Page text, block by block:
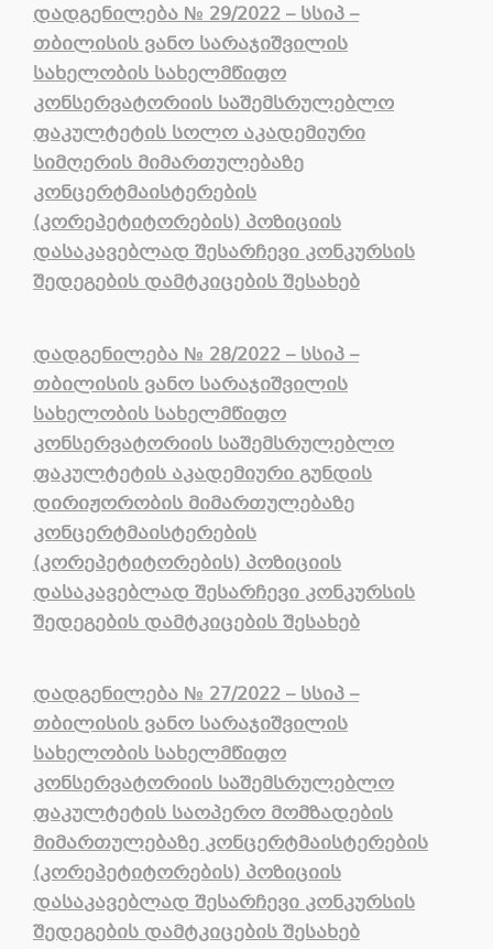
დადგენილება№29/2022 – სსიპ–
თბილისის ვანო სარაჯიშვილის
სახელობის სახელმწიფო
კონსერვატორიის საშემსრულებლო
ფაკულტეტის სოლო აკადემიური
სიმღერის მიმართულებაზე
კონცერტმაისტერების
(კორეპეტიტორების) პოზიციის
დასაკავებლად შესარჩევი კონკურსის
შედეგების დამტკიცების შესახებ
დადგენილება№28/2022 – სსიპ–
თბილისის ვანო სარაჯიშვილის
სახელობის სახელმწიფო
კონსერვატორიის საშემსრულებლო
ფაკულტეტის აკადემიური გუნდის
დირიჟორობის მიმართულებაზე
კონცერტმაისტერების
(კორეპეტიტორების) პოზიციის
დასაკავებლად შესარჩევი კონკურსის
შედეგების დამტკიცების შესახებ
დადგენილება№27/2022 – სსიპ–
თბილისის ვანო სარაჯიშვილის
სახელობის სახელმწიფო
კონსერვატორიის საშემსრულებლო
ფაკულტეტის საოპერო მომზადების
მიმართულებაზე კონცერტმაისტერების
(კორეპეტიტორების) პოზიციის
დასაკავებლად შესარჩევი კონკურსის
შედეგების დამტკიცების შესახებ